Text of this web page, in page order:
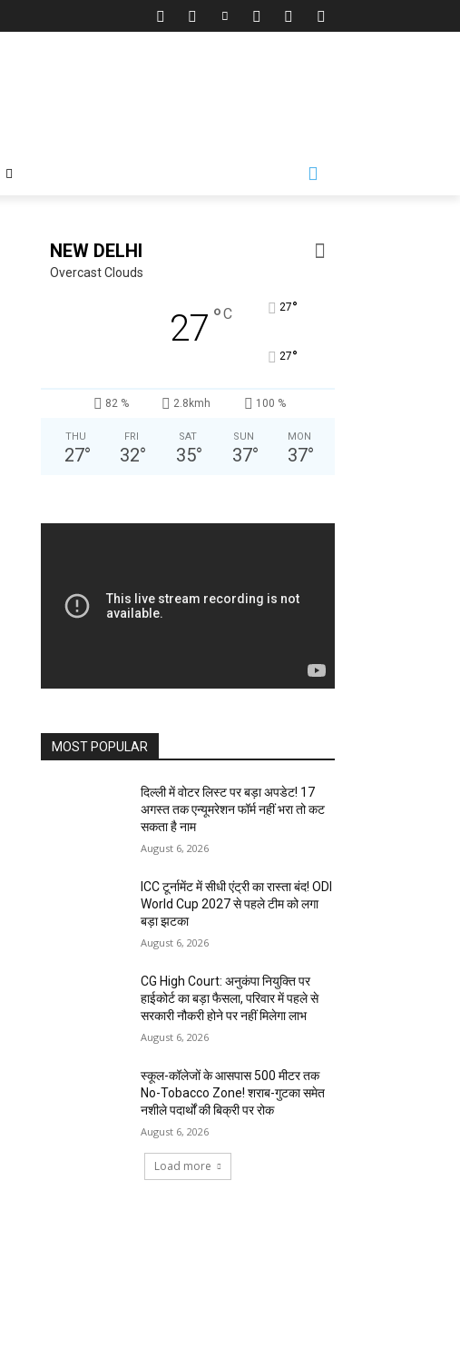
NEW DELHI
Overcast Clouds
27 °C 27°
27°
82 % 2.8kmh 100 %
THU
27°
FRI
32°
SAT
35°
SUN
37°
MON
37°
MOST POPULAR
दिल्ली में वोटर लिस्ट पर बड़ा अपडेट! 17
अगस्त तक एन्यूमरेशन फॉर्म नहीं भरा तो कट
सकता है नाम
August 6, 2026
ICC टूर्नामेंट में सीधी एंट्री का रास्ता बंद! ODI
World Cup 2027 से पहले टीम को लगा
बड़ा झटका
August 6, 2026
CG High Court: अनुकंपा नियुक्ति पर
हाईकोर्ट का बड़ा फैसला, परिवार में पहले से
सरकारी नौकरी होने पर नहीं मिलेगा लाभ
August 6, 2026
स्कूल-कॉलेजों के आसपास 500 मीटर तक
No-Tobacco Zone! शराब-गुटका समेत
नशीले पदार्थों की बिक्री पर रोक
August 6, 2026
Load more